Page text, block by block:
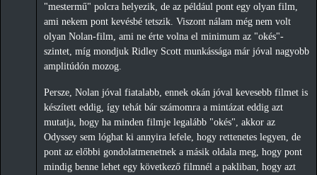
"mestermű" polcra helyezik, de az például pont egy olyan film,
ami nekem pont kevésbé tetszik. Viszont nálam még nem volt
olyan Nolan-film, ami ne érte volna el minimum az "okés"-
szintet, míg mondjuk Ridley Scott munkássága már jóval nagyobb
amplitúdón mozog.
Persze, Nolan jóval fiatalabb, ennek okán jóval kevesebb filmet is
készített eddig, így tehát bár számomra a mintázat eddig azt
mutatja, hogy ha minden filmje legalább "okés", akkor az
Odyssey sem lóghat ki annyira lefele, hogy rettenetes legyen, de
pont az előbbi gondolatmenetnek a másik oldala meg, hogy pont
mindig benne lehet egy következő filmnél a pakliban, hogy azt